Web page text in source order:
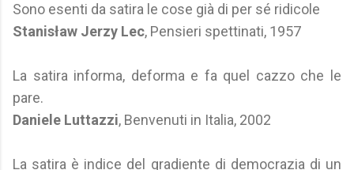
Sono esenti da satira le cose già di per sé ridicole
Stanisław Jerzy Lec, Pensieri spettinati, 1957
La satira informa, deforma e fa quel cazzo che le
pare.
Daniele Luttazzi, Benvenuti in Italia, 2002
La satira è indice del gradiente di democrazia di un